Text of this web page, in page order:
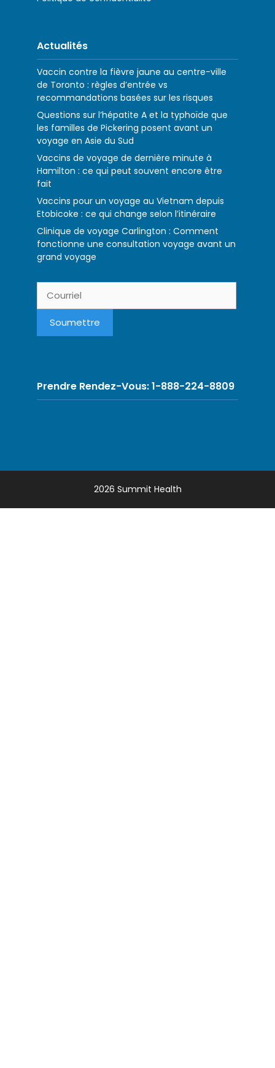
Actualités
Vaccin contre la fièvre jaune au centre-ville
de Toronto : règles d’entrée vs
recommandations basées sur les risques
Questions sur l’hépatite A et la typhoïde que
les familles de Pickering posent avant un
voyage en Asie du Sud
Vaccins de voyage de dernière minute à
Hamilton : ce qui peut souvent encore être
fait
Vaccins pour un voyage au Vietnam depuis
Etobicoke : ce qui change selon l’itinéraire
Clinique de voyage Carlington : Comment
fonctionne une consultation voyage avant un
grand voyage
Prendre Rendez-Vous: 1-888-224-8809
2026 Summit Health